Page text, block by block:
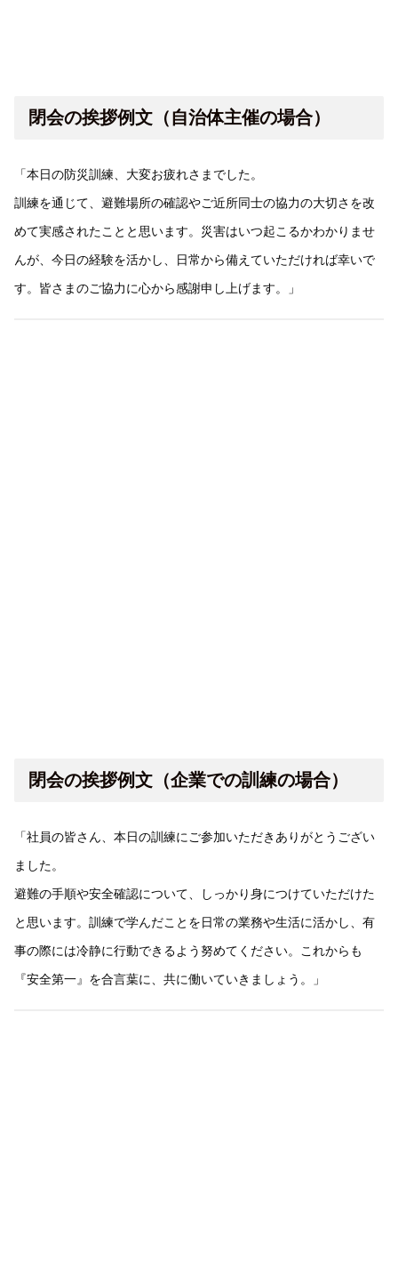
閉会の挨拶例文（自治体主催の場合）
「本日の防災訓練、大変お疲れさまでした。
訓練を通じて、避難場所の確認やご近所同士の協力の大切さを改
めて実感されたことと思います。災害はいつ起こるかわかりませ
んが、今日の経験を活かし、日常から備えていただければ幸いで
す。皆さまのご協力に心から感謝申し上げます。」
閉会の挨拶例文（企業での訓練の場合）
「社員の皆さん、本日の訓練にご参加いただきありがとうござい
ました。
避難の手順や安全確認について、しっかり身につけていただけた
と思います。訓練で学んだことを日常の業務や生活に活かし、有
事の際には冷静に行動できるよう努めてください。これからも
『安全第一』を合言葉に、共に働いていきましょう。」